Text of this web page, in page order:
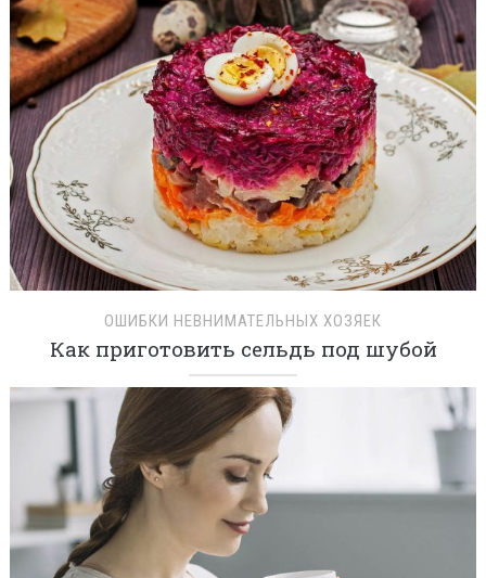
ОШИБКИ НЕВНИМАТЕЛЬНЫХ ХОЗЯЕК
Как приготовить сельдь под шубой